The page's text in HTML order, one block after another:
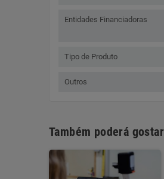
Entidades Financiadoras
Tipo de Produto
Outros
Também poderá gostar